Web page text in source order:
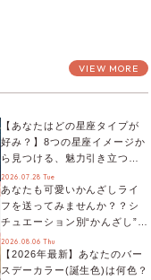
VIEW MORE
【あなたはどの星座タイプが
好み？】8つの星座イメージか
ら見つける、魅力引き立つス
タイリング♡
2026.07.28 Tue
あなたも可愛いかんざしライ
フを送ってみませんか？？シ
チュエーション別“かんざし”の
オススメ【ショップスタッフ
編集部】
2026.08.06 Thu
【2026年最新】あなたのバー
スデーカラー(誕生色)は何色？